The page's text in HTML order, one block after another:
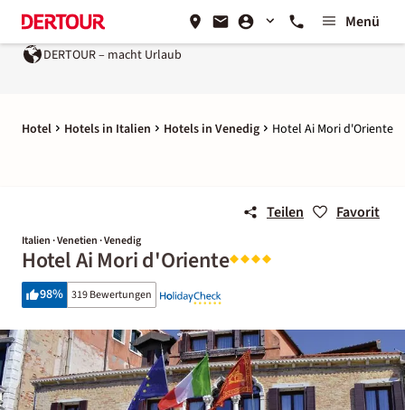
Menü
DERTOUR – macht Urlaub
Hotel Hotels in Italien Hotels in Venedig Hotel Ai Mori d'Oriente
Teilen Favorit
Italien · Venetien · Venedig
Hotel Ai Mori d'Oriente
98% 319 Bewertungen